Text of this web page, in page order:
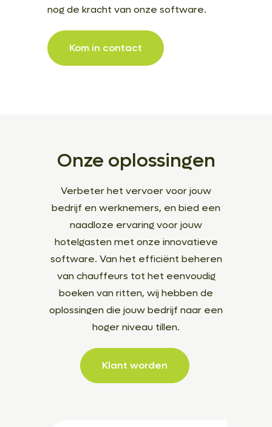
nog de kracht van onze software.
Kom in contact
Onze oplossingen
Verbeter het vervoer voor jouw
bedrijf en werknemers, en bied een
naadloze ervaring voor jouw
hotelgasten met onze innovatieve
software. Van het efficiënt beheren
van chauffeurs tot het eenvoudig
boeken van ritten, wij hebben de
oplossingen die jouw bedrijf naar een
hoger niveau tillen.
Klant worden